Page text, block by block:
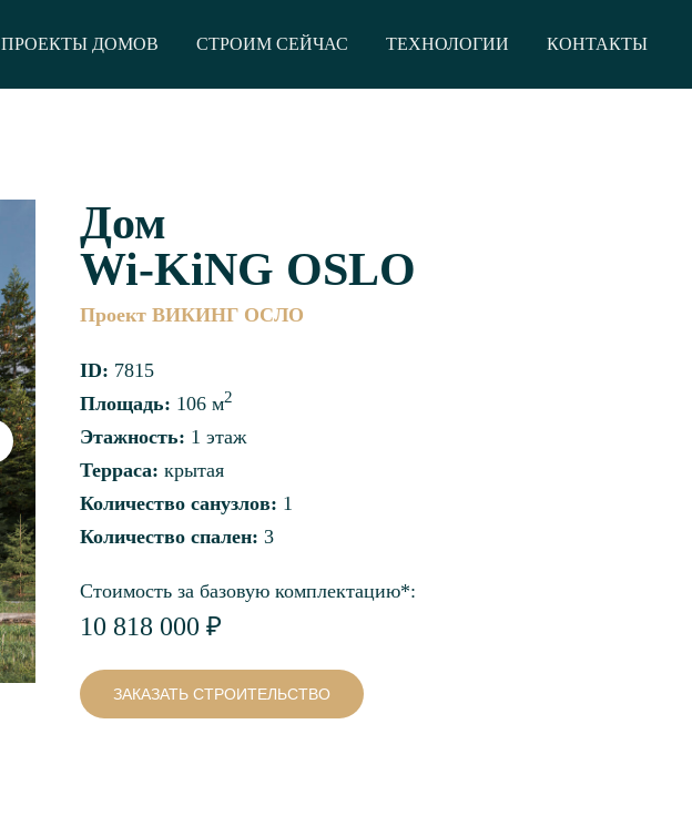
ПРОЕКТЫ ДОМОВ СТРОИМ СЕЙЧАС ТЕХНОЛОГИИ КОНТАКТЫ
Дом
Wi-KiNG OSLO
Проект ВИКИНГ ОСЛО
ID: 7815
Площадь: 106 м2
Этажность: 1 этаж
Терраса: крытая
Количество санузлов: 1
Количество спален: 3
Стоимость за базовую комплектацию*:
10 818 000 ₽
ЗАКАЗАТЬ СТРОИТЕЛЬСТВО